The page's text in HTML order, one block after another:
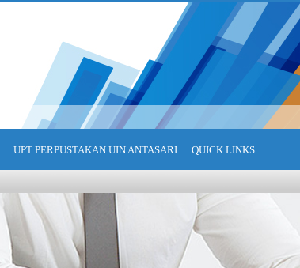
UPT PERPUSTAKAN UIN ANTASARI QUICK LINKS